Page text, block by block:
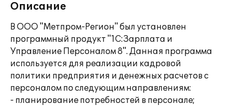
Описание
В ООО "Метпром-Регион" был установлен
программный продукт "1С:Зарплата и
Управление Персоналом 8". Данная программа
используется для реализации кадровой
политики предприятия и денежных расчетов с
персоналом по следующим направлениям:
- планирование потребностей в персонале;